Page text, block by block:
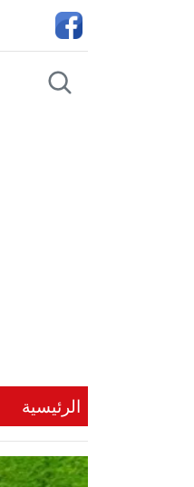
الرئيسية